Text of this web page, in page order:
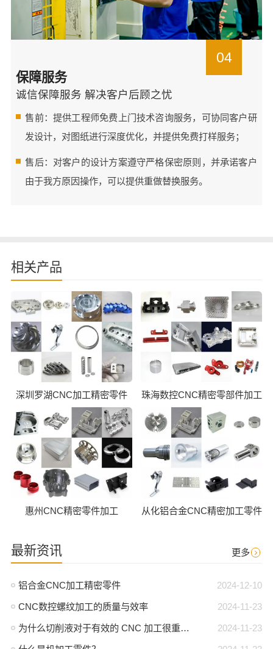
04
保障服务
诚信保障服务 解决客户后顾之忧
售前：提供工程师免费上门技术咨询服务，可协同客户研
发设计，对图纸进行深度优化，并提供免费打样服务；
售后：对客户的设计方案遵守严格保密原则，并承诺客户
由于我方原因操作，可以提供重做替换服务。
相关产品
深圳罗湖CNC加工精密零件 珠海数控CNC精密零部件加工
惠州CNC精密零件加工 从化铝合金CNC精密加工零件
最新资讯 更多
2024-12-10
铝合金CNC加工精密零件
2024-11-23
CNC数控螺纹加工的质量与效率
2024-11-23
为什么切削液对于有效的 CNC 加工很重要？